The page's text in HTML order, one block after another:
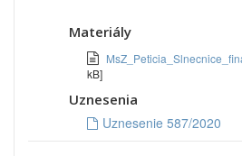
Materiály
kB]
Uznesenia
Uznesenie 587/2020